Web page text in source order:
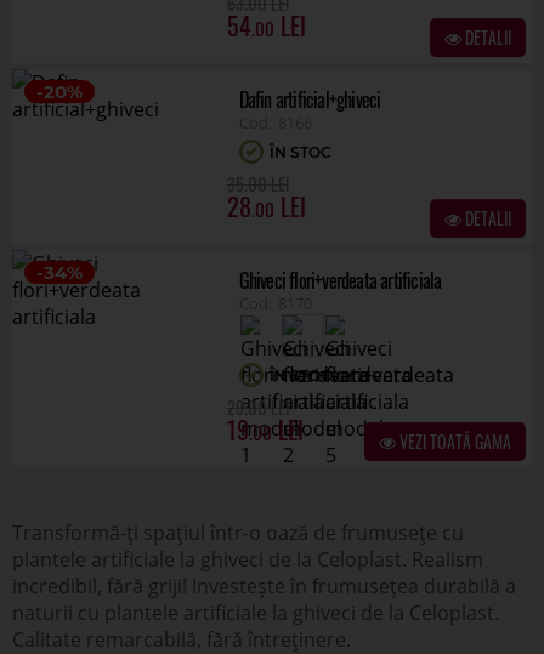
54.00 DETALII
-20% Dafin artificial+ghiveci
ÎN STOC
28.00 DETALII
-34% Ghiveci flori+verdeata artificiala
ÎN STOC
29.00
19.00 VEZI TOATĂ GAMA
Transformă-ți spațiul într-o oază de frumusețe cu
plantele artificiale la ghiveci de la Celoplast. Realism
incredibil, fără griji! Investește în frumusețea durabilă a
naturii cu plantele artificiale la ghiveci de la Celoplast.
Calitate remarcabilă, fără întreținere.